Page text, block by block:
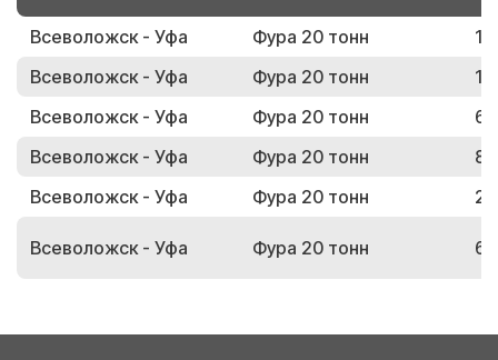
Всеволожск - Уфа Фура 20 тонн
Всеволожск - Уфа
Фура 20 тонн
Всеволожск - Уфа
Фура 20 тонн
Всеволожск - Уфа
Фура 20 тонн
Всеволожск - Уфа
Фура 20 тонн
Всеволожск - Уфа Фура 20 тонн